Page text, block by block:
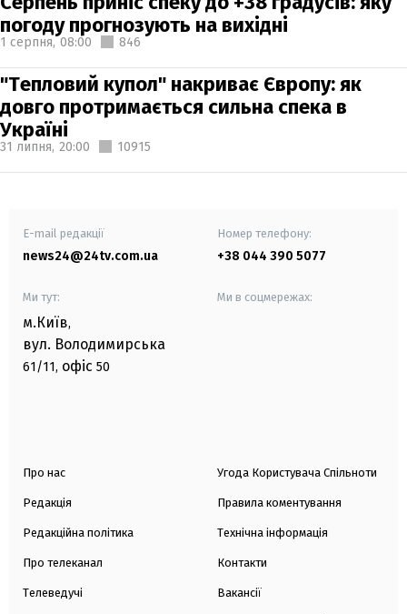
погоду прогнозують на вихідні
1 серпня, 08:00 846
"Тепловий купол" накриває Європу: як
довго протримається сильна спека в
Україні
31 липня, 20:00 10915
E-mail редакції
news24@24tv.com.ua
Номер телефону:
+38 044 390 5077
Ми тут:
м.Київ,
вул. Володимирська
61/11, офіс 50
Ми в соцмережах:
Про нас
Редакція
Редакційна політика
Про телеканал
Телеведучі
Угода Користувача Спільноти
Правила коментування
Технічна інформація
Контакти
Вакансії